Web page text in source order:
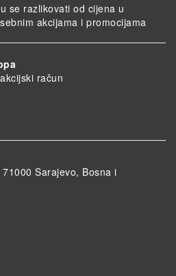
se razlikovati od cijena u
akcijama i promocijama
račun
Sarajevo, Bosna i